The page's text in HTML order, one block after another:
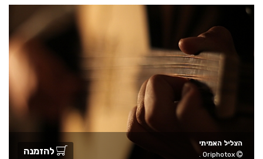
הצליל האמיתי
Oriphotox .
להזמנה